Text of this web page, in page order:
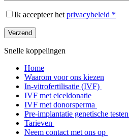
Ik accepteer hetprivacybeleid *
Snelle koppelingen
Home
Waarom voor ons kiezen
In-vitrofertilisatie (IVF)
IVF met eiceldonatie
IVF met donorsperma
Pre-implantatie genetische testen
Tarieven
Neem contact met ons op